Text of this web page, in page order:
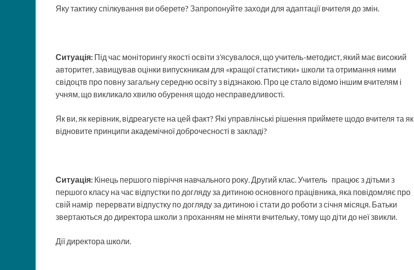
Яку тактику спілкування ви оберете? Запропонуйте заходи для адаптації вчителя до змін.
Ситуація: Під час моніторингу якості освіти з’ясувалося, що учитель-методист, який має високий
авторитет, завищував оцінки випускникам для «кращої статистики» школи та отримання ними
свідоцтв про повну загальну середню освіту з відзнакою. Про це стало відомо іншим вчителям і
учням, що викликало хвилю обурення щодо несправедливості.
Як ви, як керівник, відреагуєте на цей факт? Які управлінські рішення приймете щодо вчителя та як
відновите принципи академічної доброчесності в закладі?
Ситуація: Кінець першого півріччя навчального року. Другий клас. Учитель працює з дітьми з
першого класу на час відпустки по догляду за дитиною основного працівника, яка повідомляє про
свій намір перервати відпустку по догляду за дитиною і стати до роботи з січня місяця. Батьки
звертаються до директора школи з проханням не міняти вчительку, тому що діти до неї звикли.
Дії директора школи.